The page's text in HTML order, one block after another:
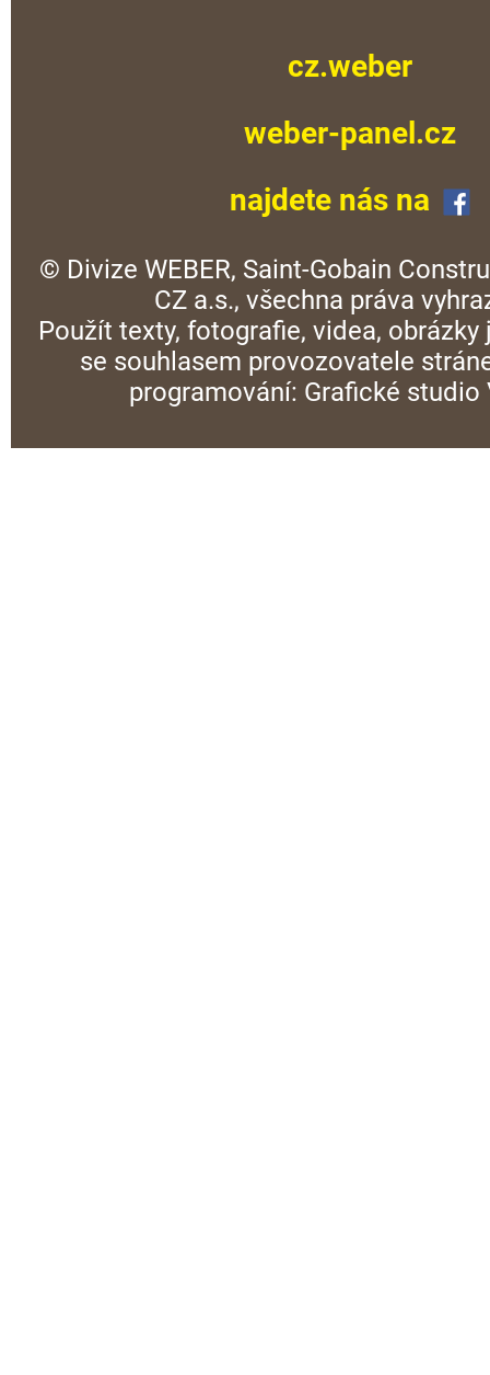
cz.weber
weber-panel.cz
najdete nás na
© Divize WEBER, Saint-Gobain
CZ a.s., všechna práva
Použít texty, fotografie, videa, obrázky
se souhlasem provozovatele
programování: Grafické studio